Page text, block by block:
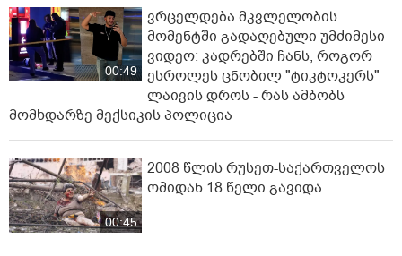
00:49
ვრცელდება მკვლელობის
მომენტში გადაღებული უმძიმესი
ვიდეო: კადრებში ჩანს, როგორ
ესროლეს ცნობილ "ტიკტოკერს"
ლაივის დროს - რას ამბობს
მომხდარზე მექსიკის პოლიცია
00:45
2008 წლის რუსეთ-საქართველოს
ომიდან 18 წელი გავიდა